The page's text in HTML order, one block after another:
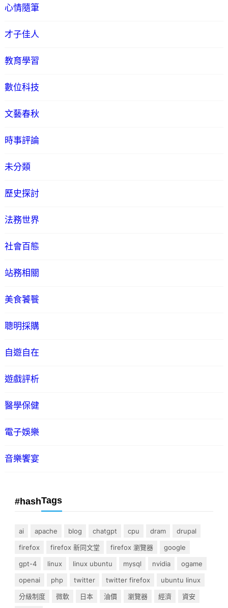
心情隨筆
才子佳人
教育學習
數位科技
文藝春秋
時事評論
未分類
歷史探討
法務世界
社會百態
站務相關
美食饕餮
聰明採購
自遊自在
遊戲評析
醫學保健
電子娛樂
音樂饗宴
#hashTags
ai apache blog chatgpt cpu dram
drupal
firefox
firefox 新同文堂 firefox 瀏覽器
google
gpt-4
linux linux ubuntu mysql nvidia
ogame
openai
php twitter twitter firefox
ubuntu linux
分級制度
微軟 日本 油價 瀏覽器 經濟
資安